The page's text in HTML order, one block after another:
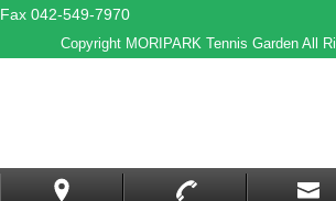
Fax 042-549-7970
Copyright MORIPARK Tennis Garden All